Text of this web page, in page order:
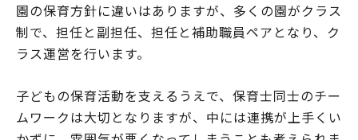
園の保育方針に違いはありますが、多くの園がクラス
制で、担任と副担任、担任と補助職員ペアとなり、ク
ラス運営を行います。
子どもの保育活動を支えるうえで、保育士同士のチー
ムワークは大切となりますが、中には連携が上手くい